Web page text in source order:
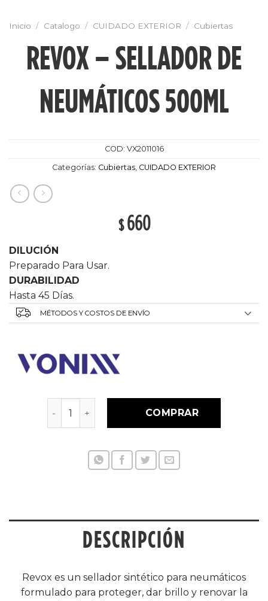
Inicio / Catalogo / CUIDADO EXTERIOR / Cubiertas
REVOX – SELLADOR DE
NEUMÁTICOS 500ML
COD: VX2011016
Categorías: Cubiertas CUIDADO EXTERIOR
$ 660
DILUCIÓN
Preparado Para Usar.
DURABILIDAD
Hasta 45 Días.
MÉTODOS Y COSTOS DE ENVÍO
COMPRAR
DESCRIPCIÓN
Revox es un sellador sintético para neumáticos
formulado para proteger, dar brillo y renovar la